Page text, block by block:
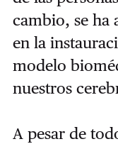
cambio, se ha
en la
modelo
nuestros
A pesar de